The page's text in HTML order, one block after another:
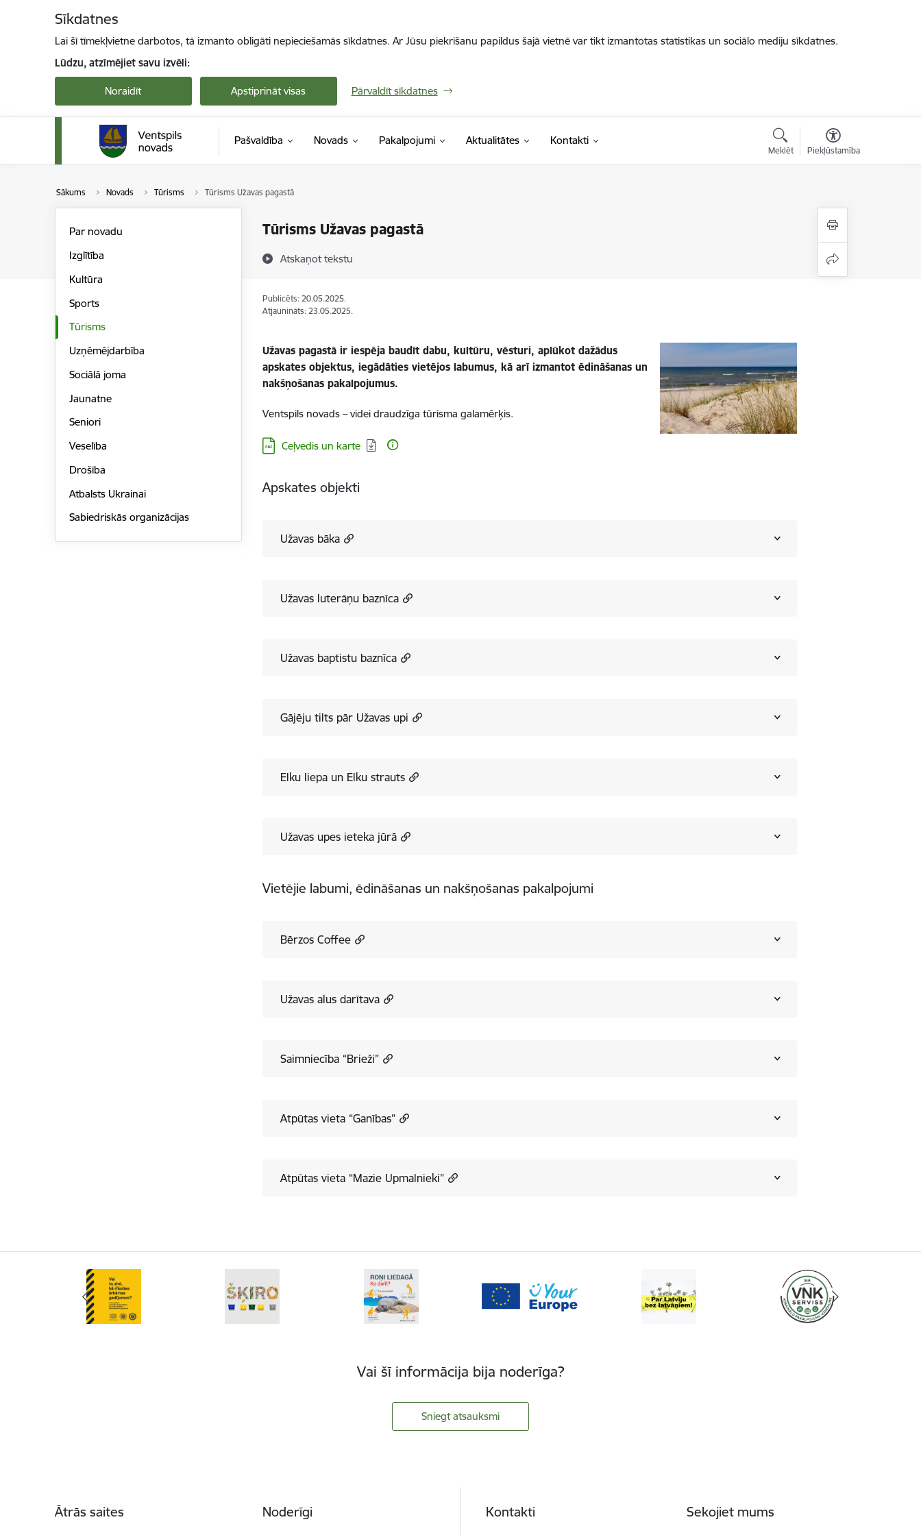
Sīkdatnes
Lai šī tīmekļvietne darbotos, tā izmanto obligāti nepieciešamās sīkdatnes. Ar Jūsu piekrišanu papildus šajā vietnē var tikt izmantotas statistikas un sociālo mediju sīkdatnes.
Lūdzu, atzīmējiet savu izvēli:
Noraidīt Apstiprināt visas Pārvaldīt sīkdatnes
Pašvaldība Novads Pakalpojumi Aktualitātes Kontakti
Meklēt Piekļūstamība
Sākums Novads Tūrisms Tūrisms Užavas pagastā
Tūrisms Užavas pagastā
Atskaņot tekstu
Par novadu
Izglītība
Kultūra
Sports
Tūrisms
Uzņēmējdarbība
Sociālā joma
Jaunatne
Seniori
Veselība
Drošība
Atbalsts Ukrainai
Sabiedriskās organizācijas
Publicēts: 20.05.2025.
Atjaunināts: 23.05.2025.
Užavas pagastā ir iespēja baudīt dabu, kultūru, vēsturi, aplūkot dažādus
apskates objektus, iegādāties vietējos labumus, kā arī izmantot ēdināšanas un
nakšņošanas pakalpojumus.
Ventspils novads – videi draudzīga tūrisma galamērķis.
Lejupielādēt:
Ceļvedis un karte
Apskates objekti
Užavas bāka
Užavas luterāņu baznīca
Užavas baptistu baznīca
Gājēju tilts pār Užavas upi
Elku liepa un Elku strauts
Užavas upes ieteka jūrā
Vietējie labumi, ēdināšanas un nakšņošanas pakalpojumi
Bērzos Coffee
Užavas alus darītava
Saimniecība “Brieži”
Atpūtas vieta “Ganības”
Atpūtas vieta “Mazie Upmalnieki”
Vai šī informācija bija noderīga?
Sniegt atsauksmi
Ātrās saites Noderīgi Kontakti Sekojiet mums